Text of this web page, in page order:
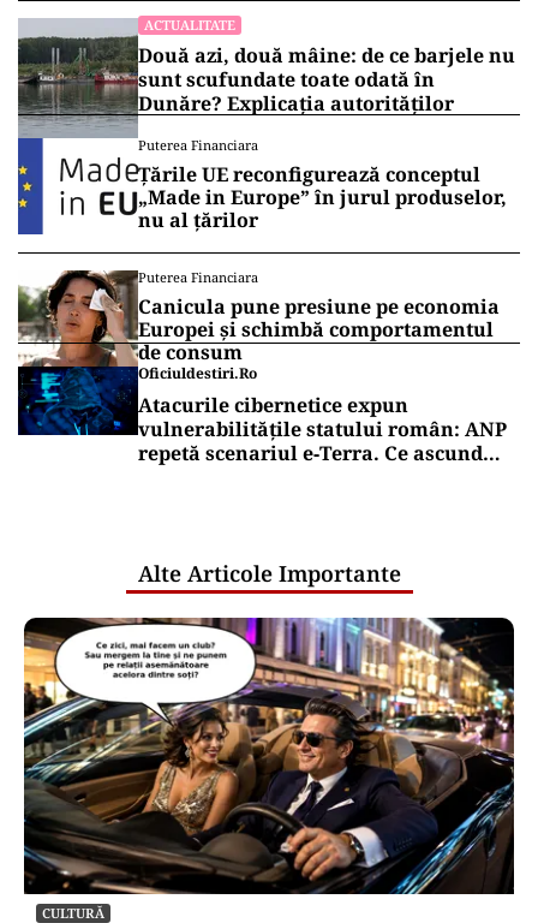
ACTUALITATE
Două azi, două mâine: de ce barjele nu
sunt scufundate toate odată în
Dunăre? Explicația autorităților
Puterea Financiara
Țările UE reconfigurează conceptul
„Made in Europe” în jurul produselor,
nu al țărilor
Puterea Financiara
Canicula pune presiune pe economia
Europei și schimbă comportamentul
de consum
Oficiuldestiri.ro
Atacurile cibernetice expun
vulnerabilitățile statului român: ANP
repetă scenariul e‑Terra. Ce ascund
Alte Articole Importante
CULTURĂ